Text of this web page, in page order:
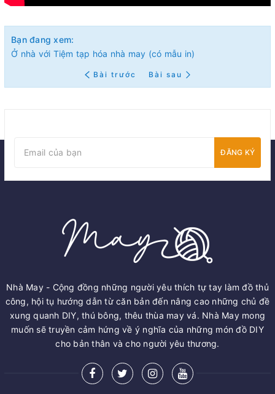
Bạn đang xem:
Ở nhà với Tiệm tạp hóa nhà may (có mẫu in)
Bài trước Bài sau
ĐĂNG KÝ
Nhà May - Cộng đồng những người yêu thích tự tay làm đồ thủ
công, hội tụ hướng dẫn từ căn bản đến nâng cao những chủ đề
xung quanh DIY, thú bông, thêu thùa may vá. Nhà May mong
muốn sẽ truyền cảm hứng về ý nghĩa của những món đồ DIY
cho bản thân và cho người yêu thương.